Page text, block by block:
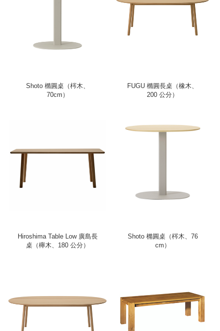
Shoto 橢圓桌（梣木、
70cm）
FUGU 橢圓長桌（橡木、
200 公分）
Hiroshima Table Low 廣島長
桌（櫸木、180 公分）
Shoto 橢圓桌（梣木、76
cm）